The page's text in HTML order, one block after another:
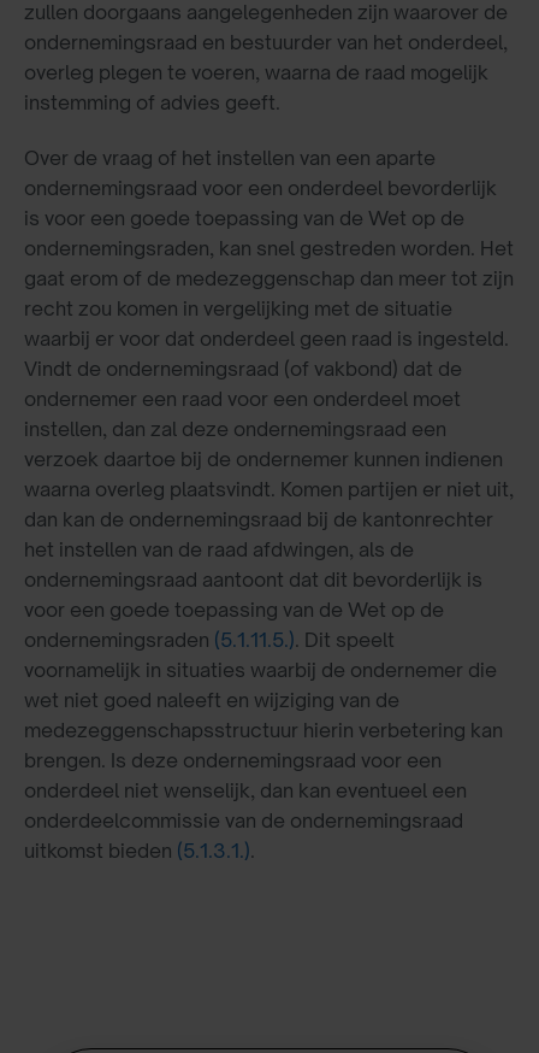
zullen doorgaans aangelegenheden zijn waarover de
ondernemingsraad en bestuurder van het onderdeel,
overleg plegen te voeren, waarna de raad mogelijk
instemming of advies geeft.
Over de vraag of het instellen van een aparte
ondernemingsraad voor een onderdeel bevorderlijk
is voor een goede toepassing van de Wet op de
ondernemingsraden, kan snel gestreden worden. Het
gaat erom of de medezeggenschap dan meer tot zijn
recht zou komen in vergelijking met de situatie
waarbij er voor dat onderdeel geen raad is ingesteld.
Vindt de ondernemingsraad (of vakbond) dat de
ondernemer een raad voor een onderdeel moet
instellen, dan zal deze ondernemingsraad een
verzoek daartoe bij de ondernemer kunnen indienen
waarna overleg plaatsvindt. Komen partijen er niet uit,
dan kan de ondernemingsraad bij de kantonrechter
het instellen van de raad afdwingen, als de
ondernemingsraad aantoont dat dit bevorderlijk is
voor een goede toepassing van de Wet op de
ondernemingsraden (5.1.11.5.). Dit speelt
voornamelijk in situaties waarbij de ondernemer die
wet niet goed naleeft en wijziging van de
medezeggenschapsstructuur hierin verbetering kan
brengen. Is deze ondernemingsraad voor een
onderdeel niet wenselijk, dan kan eventueel een
onderdeelcommissie van de ondernemingsraad
uitkomst bieden (5.1.3.1.).